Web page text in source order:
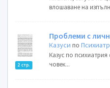
влошаване на
2 стр.
Проблеми с
Казуси по
Казус по
човек...